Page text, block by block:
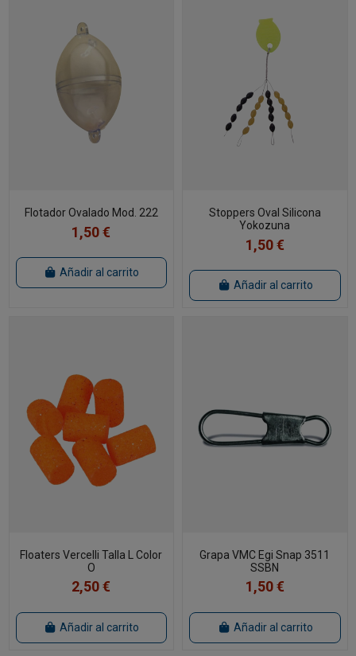
Flotador Ovalado Mod. 222
1,50 €
Añadir al carrito
Stoppers Oval Silicona
Yokozuna
1,50 €
Añadir al carrito
Floaters Vercelli Talla L Color
O
2,50 €
Añadir al carrito
Grapa VMC Egi Snap 3511
SSBN
1,50 €
Añadir al carrito